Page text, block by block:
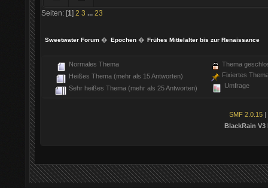
Seiten: [1] 2 3 23
Sweetwater Forum � Epochen� Frühes Mittelalter bis zur Renaissance
Normales Thema
Heißes Thema (mehr als 15 Antworten)
Sehr heißes Thema (mehr als 25 Antworten)
Thema
Fixiertes
Umfrage
SMF 2.0.15 |
BlackRain V3